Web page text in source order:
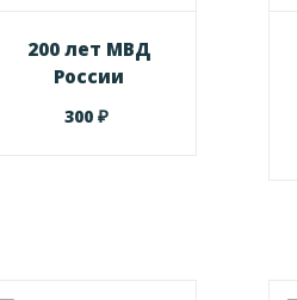
200 лет МВД
России
300₽